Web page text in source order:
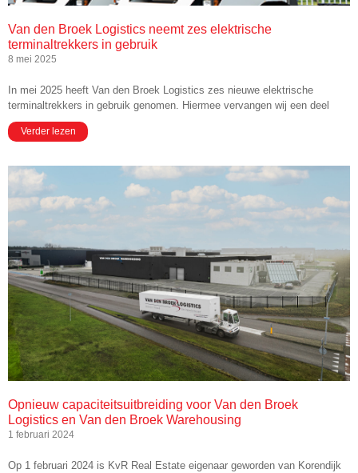
Van den Broek Logistics neemt zes elektrische
terminaltrekkers in gebruik
8 mei 2025
In mei 2025 heeft Van den Broek Logistics zes nieuwe elektrische
terminaltrekkers in gebruik genomen. Hiermee vervangen wij een deel
Verder lezen
Opnieuw capaciteitsuitbreiding voor Van den Broek
Logistics en Van den Broek Warehousing
1 februari 2024
Op 1 februari 2024 is KvR Real Estate eigenaar geworden van Korendijk